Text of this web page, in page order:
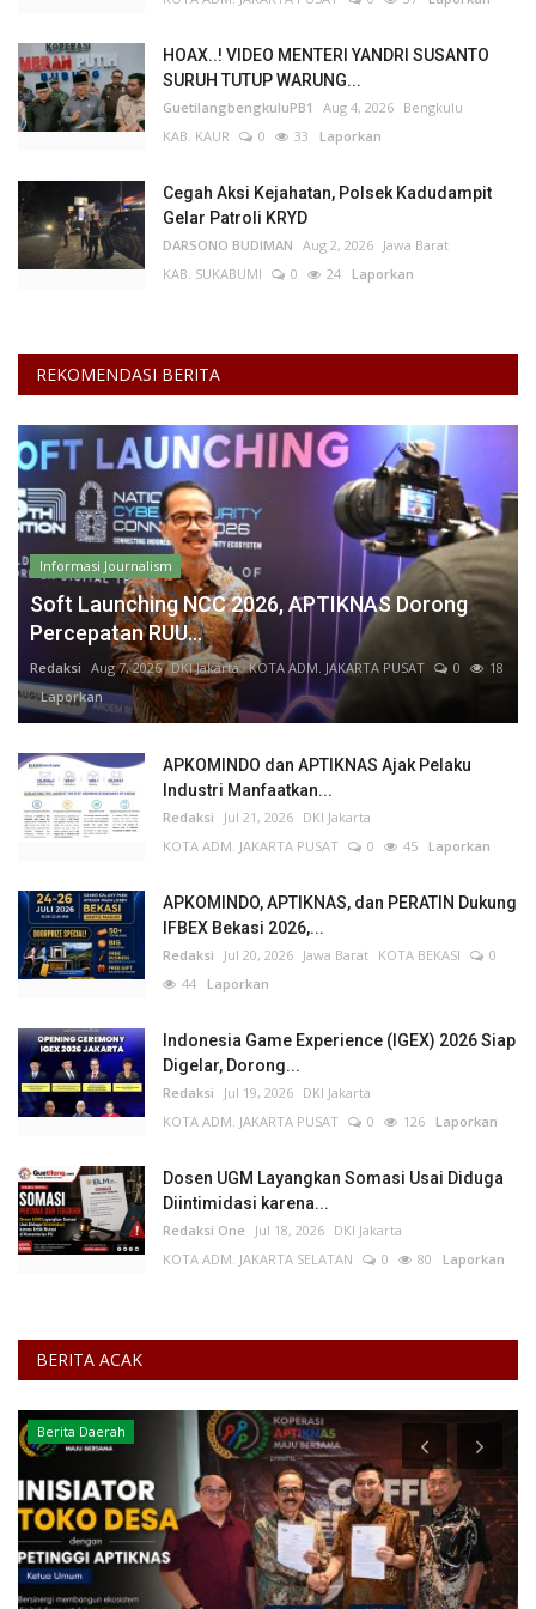
HOAX..! VIDEO MENTERI YANDRI SUSANTO
SURUH TUTUP WARUNG...
GuetilangbengkuluPB1 Aug 4, 2026 Bengkulu
KAB. KAUR
0 33 Laporkan
Cegah Aksi Kejahatan, Polsek Kadudampit
Gelar Patroli KRYD
DARSONO BUDIMAN Aug 2, 2026 Jawa Barat
KAB. SUKABUMI
0 24 Laporkan
REKOMENDASI BERITA
Informasi Journalism
Soft Launching NCC 2026, APTIKNAS Dorong
Percepatan RUU...
Redaksi Aug 7, 2026 DKI Jakarta KOTA ADM. JAKARTA PUSAT 0
18
Laporkan
APKOMINDO dan APTIKNAS Ajak Pelaku
Industri Manfaatkan...
Redaksi Jul 21, 2026 DKI Jakarta
KOTA ADM. JAKARTA PUSAT
0 45 Laporkan
APKOMINDO, APTIKNAS, dan PERATIN Dukung
IFBEX Bekasi 2026,...
Redaksi Jul 20, 2026 Jawa Barat KOTA BEKASI
0
44 Laporkan
Indonesia Game Experience (IGEX) 2026 Siap
Digelar, Dorong...
Redaksi Jul 19, 2026 DKI Jakarta
KOTA ADM. JAKARTA PUSAT
0 126 Laporkan
Dosen UGM Layangkan Somasi Usai Diduga
Diintimidasi karena...
Redaksi One Jul 18, 2026 DKI Jakarta
KOTA ADM. JAKARTA SELATAN
0 80 Laporkan
BERITA ACAK
Berita Daerah